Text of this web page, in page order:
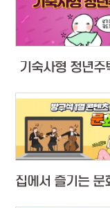
기숙사형 청년주